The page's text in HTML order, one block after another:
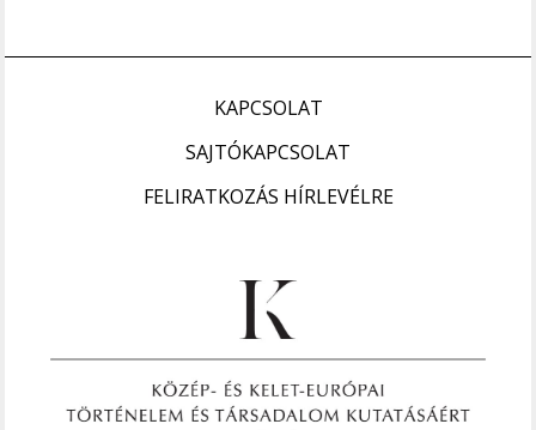
KAPCSOLAT
SAJTÓKAPCSOLAT
FELIRATKOZÁS HÍRLEVÉLRE